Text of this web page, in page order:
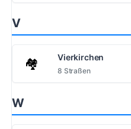
V
🏘️ Vierkirchen
8 Straßen
W